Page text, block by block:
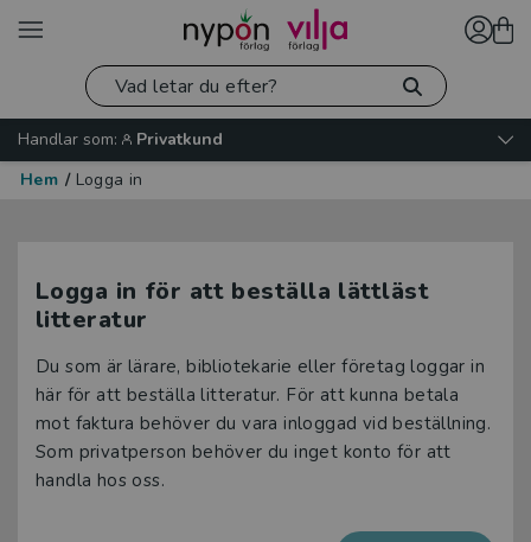
Handlar som:
Privatkund
Hem / Logga in
Logga in för att beställa lättläst
litteratur
Du som är lärare, bibliotekarie eller företag loggar in
här för att beställa litteratur. För att kunna betala
mot faktura behöver du vara inloggad vid beställning.
Som privatperson behöver du inget konto för att
handla hos oss.